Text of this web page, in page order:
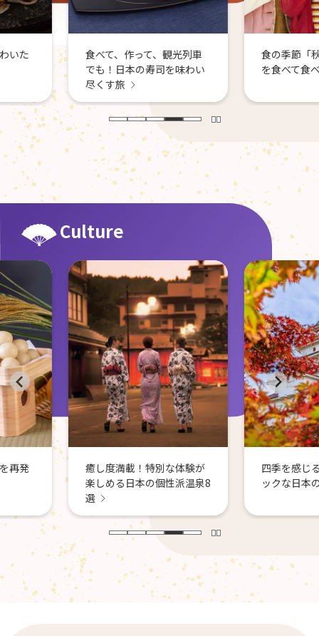
光列車
食の季節「秋」。旬の食材
を食べて食べ尽くす！
Culture
体験が
四季を感じるフォトジェニ
ックな日本の城8選
秋の日本
と芸術を